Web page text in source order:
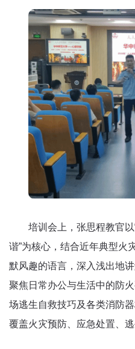
培训会上，张思程教官
谐”为核心，结合近年典型火
默风趣的语言，深入浅出地
聚焦日常办公与生活中的防
场逃生自救技巧及各类消防
覆盖火灾预防、应急处置、